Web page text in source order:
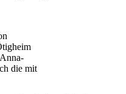
die mit